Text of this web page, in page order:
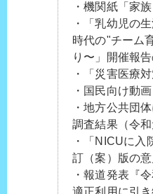
・機関紙「家
・「乳幼児の
時代の"チーム
り〜」開催報
・「災害医療
・国民向け動
・地方公共団
調査結果（令
・「NICUに
訂（案）版の
・報道発表『
適正利用に引